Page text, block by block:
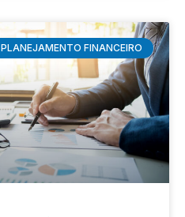
PLANEJAMENTO FINANCEIRO